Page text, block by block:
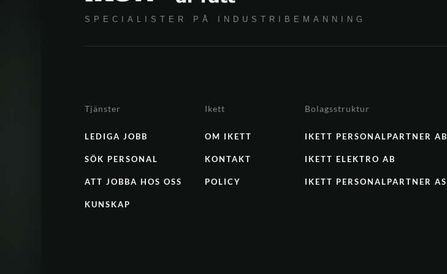
SPECIALISTER PÅ INDUSTRIBEMANNING
Tjänster
LEDIGA JOBB
SÖK PERSONAL
ATT JOBBA HOS OSS
KUNSKAP
Ikett
OM IKETT
KONTAKT
POLICY
Bolagsstruktur
IKETT PERSONALPARTNER AB
IKETT ELEKTRO AB
IKETT PERSONALPARTNER AS